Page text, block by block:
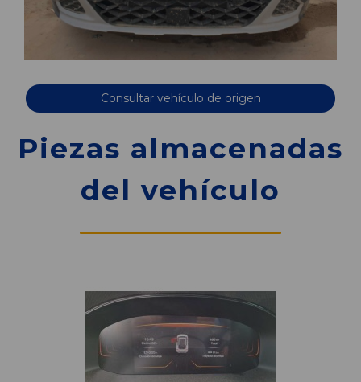
Consultar vehículo de origen
Piezas almacenadas
del vehículo